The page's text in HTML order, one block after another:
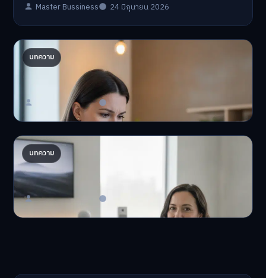
Master Bussiness 24 มิถุนายน 2026
บทความ
ปรับพอร์ตรับ ‘เงินดิจิทัล 2.0’ จัดสรรงบอย่างไรไม่
ให้พัง
'เงินดิจิทัล 2.0' มาแล…
Master Bussiness 23 มิถุนายน 2026
บทความ
AI จัดพอร์ตให้ปัง! เทรนด์ลงทุนยุคใหม่ ไม่ต้องเฝ้า
จอ
AI จัดพอร์ตให้ปัง! หมด…
Master Bussiness 23 มิถุนายน 2026